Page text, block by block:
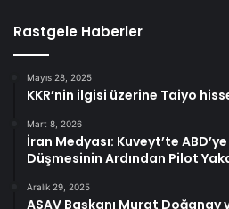
Rastgele Haberler
Mayıs 28, 2025
KKR’nin ilgisi üzerine Taiyo
Mart 8, 2026
İran Medyası: Kuveyt’te
Düşmesinin Ardından Pilot
Aralık 29, 2025
ASAV Başkanı Murat Doğanay